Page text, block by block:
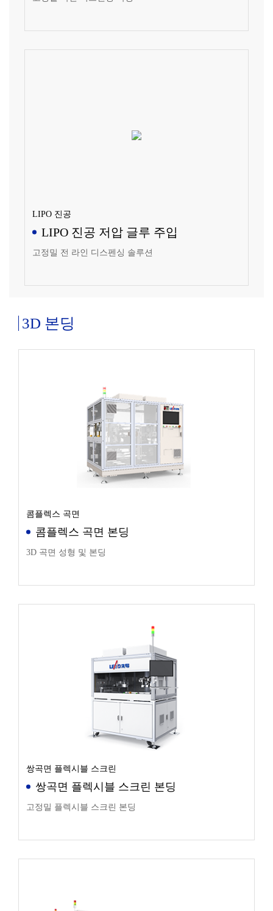
LIPO 진공
LIPO 진공 저압 글루 주입
고정밀 전 라인 디스펜싱 솔루션
3D 본딩
콤플렉스 곡면
콤플렉스 곡면 본딩
3D 곡면 성형 및 본딩
쌍곡면 플렉시블 스크린
쌍곡면 플렉시블 스크린 본딩
고정밀 플렉시블 스크린 본딩